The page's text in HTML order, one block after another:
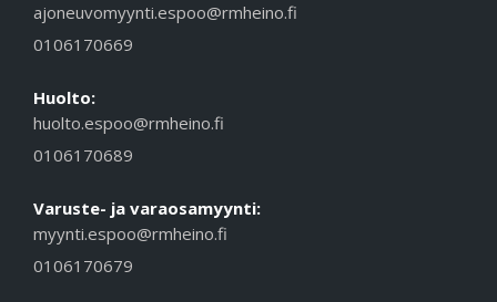
ajoneuvomyynti.espoo@rmheino.fi
0106170669
Huolto:
huolto.espoo@rmheino.fi
0106170689
Varuste- ja varaosamyynti:
myynti.espoo@rmheino.fi
0106170679